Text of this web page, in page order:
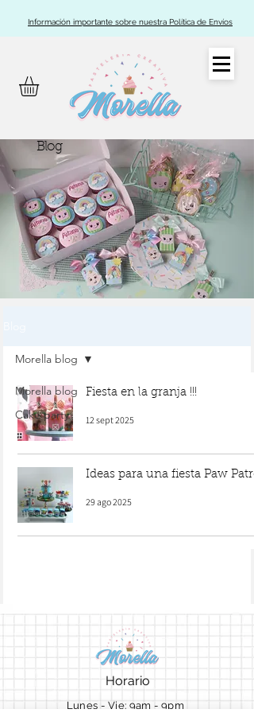
Información importante sobre nuestra Política de Envíos
Blog
Morella blog
Cake party
Morella blog
Fiesta en la granja !!!
12 sept 2025
Ideas para una fiesta Paw
29 ago 2025
Horario
Lunes - Vie: 9am - 9pm ​​